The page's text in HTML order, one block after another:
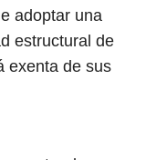
adoptar una
estructural de
exenta de sus